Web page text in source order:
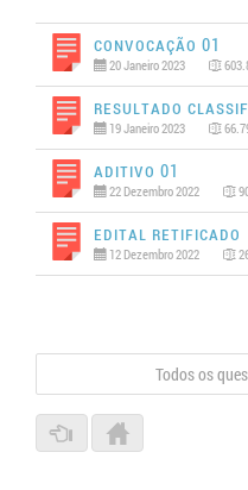
Convocação 01
20 Janeiro 2023
Resultado
19 Janeiro 2023
Aditivo 01
22 Dezembro 2022
Edital RETIFICADO
12 Dezembro 2022
Todos os